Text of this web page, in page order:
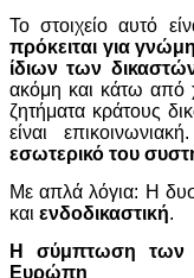
Το στοιχείο αυτό
πρόκειται για
ίδιων των
ακόμη και κάτω από
ζητήματα κράτους
είναι
εσωτερικό του
Με απλά λόγια: Η
και ενδοδικαστική.
Η σύμπτωση των
Ευρώπη